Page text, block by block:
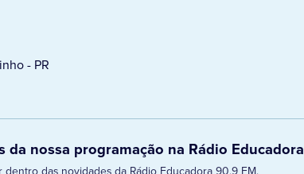
- PR
da nossa programação na Rádio Educadora